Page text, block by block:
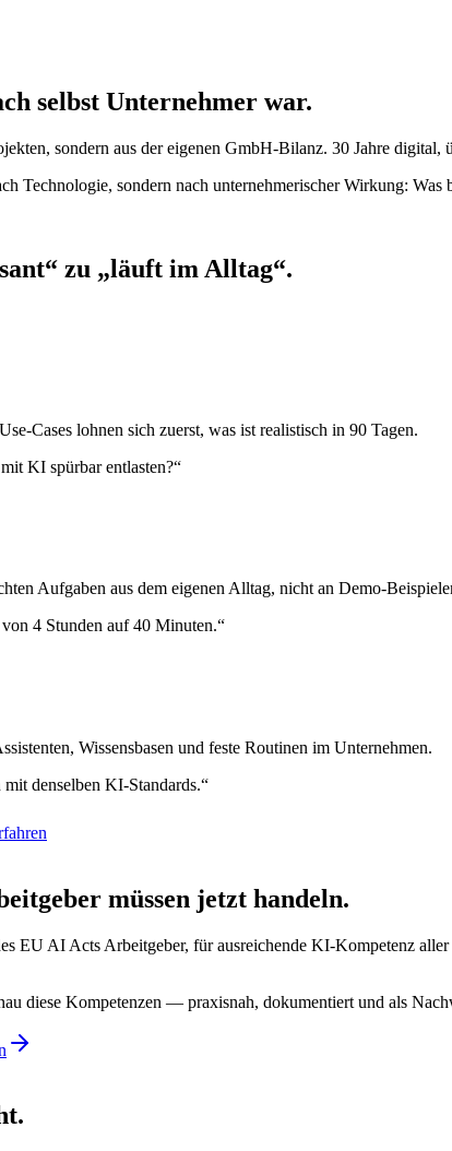
selbst Unternehmer war.
sondern aus der eigenen GmbH-Bilanz. 30 Jahre
Technologie, sondern nach unternehmerischer Wirkung: Was
zu „läuft im Alltag“.
Cases lohnen sich zuerst, was ist realistisch in 90 Tagen.
KI spürbar entlasten?“
Aufgaben aus dem eigenen Alltag, nicht an Demo-
4 Stunden auf 40 Minuten.“
Wissensbasen und feste Routinen im Unternehmen.
denselben KI-Standards.“
müssen jetzt handeln.
EU AI Acts Arbeitgeber, für ausreichende KI-Kompetenz
diese Kompetenzen — praxisnah, dokumentiert und als